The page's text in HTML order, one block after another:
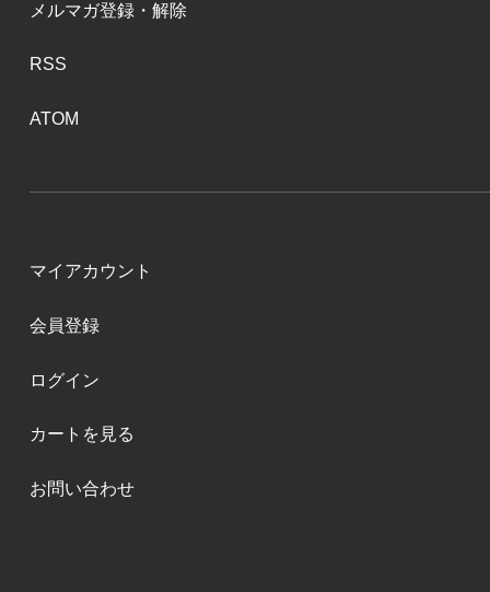
メルマガ登録・解除
RSS
ATOM
マイアカウント
会員登録
ログイン
カートを見る
お問い合わせ